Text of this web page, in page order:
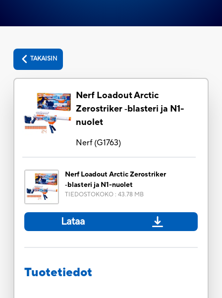
TAKAISIN
Nerf Loadout Arctic
Zerostriker ‑blasteri ja N1-
nuolet
Nerf(G1763)
Nerf Loadout Arctic Zerostriker
‑blasteri ja N1-nuolet
TIEDOSTOKOKO: 43.78 MB
Lataa
Tuotetiedot